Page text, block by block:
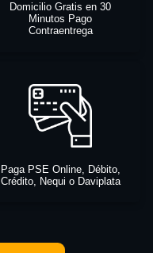
Domicilio Gratis en 30
Minutos Pago
Contraentrega
Paga PSE Online, Débito,
Crédito, Nequi o Daviplata